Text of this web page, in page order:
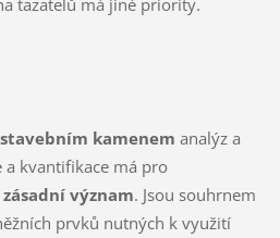
kamenem analýz a
a kvantifikace má pro
zásadní význam. Jsou souhrnem
prvků nutných k využití